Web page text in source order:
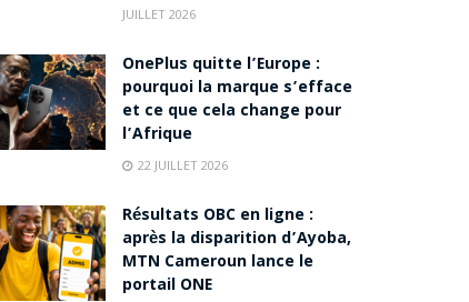
JUILLET 2026
OnePlus quitte l’Europe :
pourquoi la marque s’efface
et ce que cela change pour
l’Afrique
22 JUILLET 2026
Résultats OBC en ligne :
après la disparition d’Ayoba,
MTN Cameroun lance le
portail ONE